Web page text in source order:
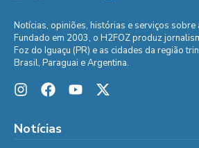
Notícias, opiniões, histórias e serviços sobre
Fundado em 2003, o H2FOZ produz
Foz do Iguaçu (PR) e as cidades da região
Brasil, Paraguai e Argentina.
Notícias